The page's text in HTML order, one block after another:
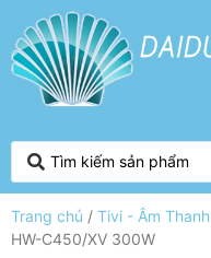
Trang chủ / Tivi - Âm Thanh
HW-C450/XV 300W